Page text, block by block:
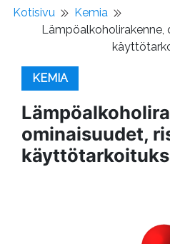
Kotisivu
Kemia
Lämpöalkoholirakenne,
KEMIA
ominaisuudet,